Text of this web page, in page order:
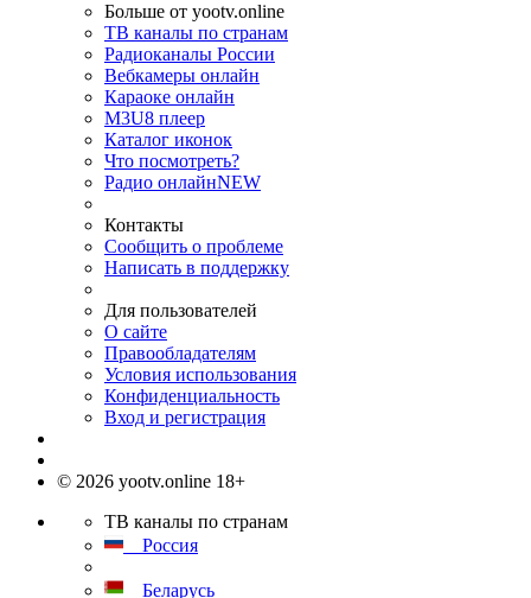
Больше от yootv.online
ТВ каналы по странам
Радиоканалы России
Вебкамеры онлайн
Караоке онлайн
M3U8 плеер
Каталог иконок
Что посмотреть?
Радио онлайнNEW
Контакты
Сообщить о проблеме
Написать в поддержку
Для пользователей
О сайте
Правообладателям
Условия использования
Конфиденциальность
Вход и регистрация
© 2026 yootv.online 18+
ТВ каналы по странам
Россия
Беларусь